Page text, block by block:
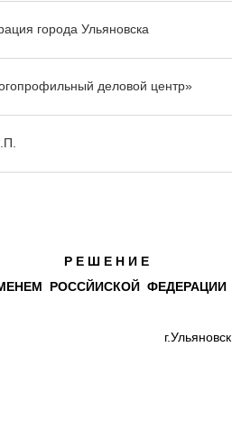
города Ульяновска
деловой центр»
Р Е Ш Е Н И Е
РОССЙИСКОЙ ФЕДЕРАЦИИ
г.Ульяновск